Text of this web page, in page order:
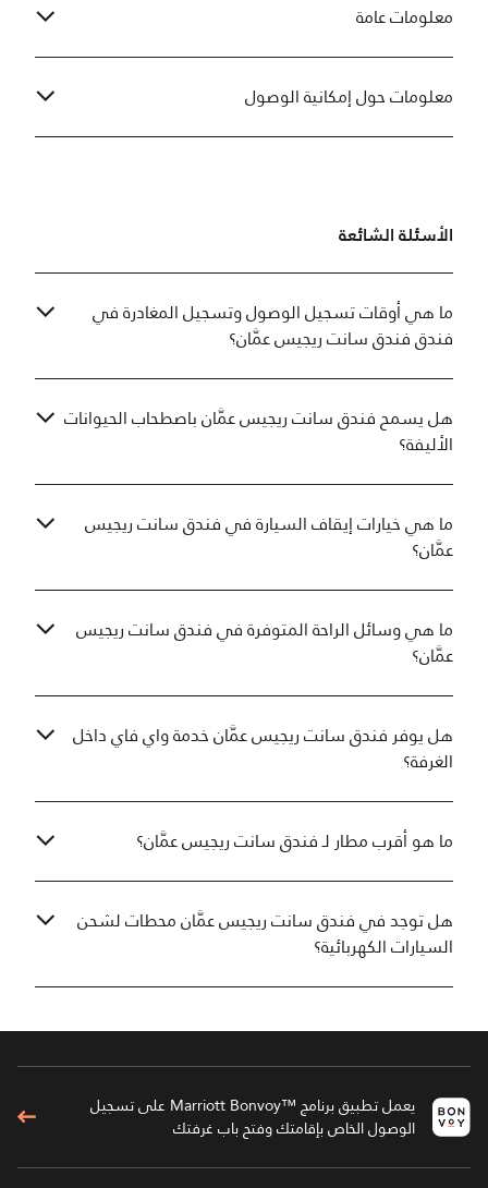
معلومات عامة
معلومات حول إمكانية الوصول
الأسئلة الشائعة
ما هي أوقات تسجيل الوصول وتسجيل المغادرة في
فندق فندق سانت ريجيس عمَّان؟
هل يسمح فندق سانت ريجيس عمَّان باصطحاب الحيوانات
الأليفة؟
ما هي خيارات إيقاف السيارة في فندق سانت ريجيس
عمَّان؟
ما هي وسائل الراحة المتوفرة في فندق سانت ريجيس
عمَّان؟
هل يوفر فندق سانت ريجيس عمَّان خدمة واي فاي داخل
الغرفة؟
ما هو أقرب مطار لـ فندق سانت ريجيس عمَّان؟
هل توجد في فندق سانت ريجيس عمَّان محطات لشحن
السيارات الكهربائية؟
يعمل تطبيق برنامج ™Marriott Bonvoy على تسجيل
الوصول الخاص بإقامتك وفتح باب غرفتك